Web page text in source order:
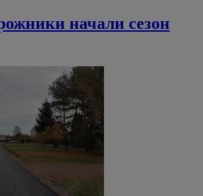
начали сезон